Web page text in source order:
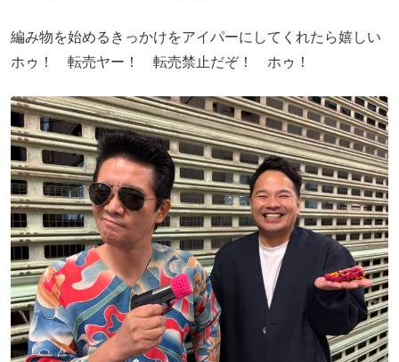
編み物を始めるきっかけをアイパーにしてくれたら嬉しい
ホゥ！ 転売ヤー！ 転売禁止だぞ！ ホゥ！